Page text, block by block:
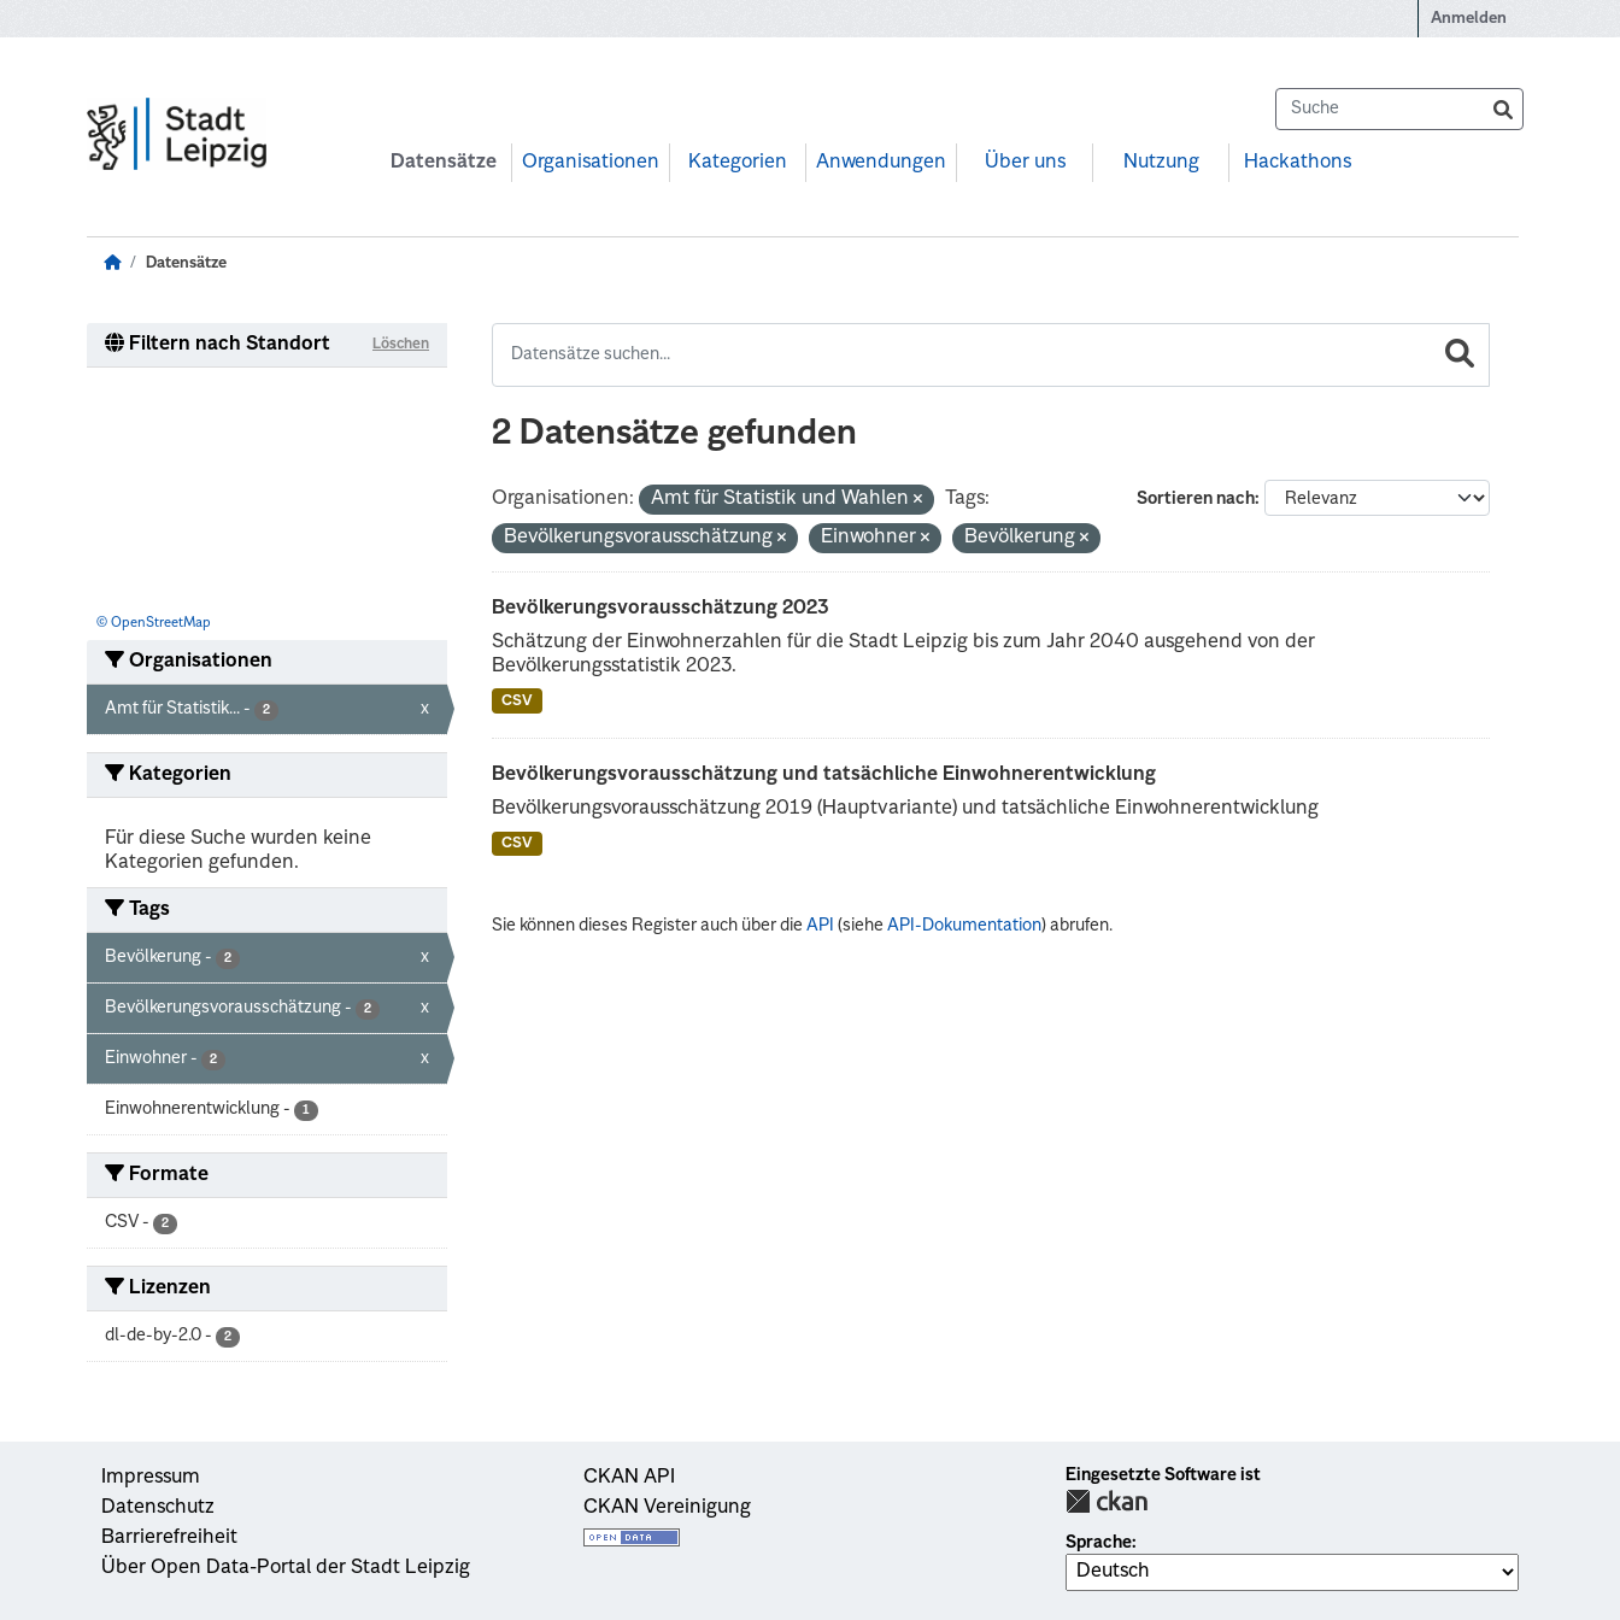
Anmelden
Datensätze Organisationen Kategorien Anwendungen Über uns Nutzung Hackathons
Datensätze
Filtern nach Standort Löschen
© OpenStreetMap
Organisationen
Amt für Statistik... - 2 x
Kategorien
Für diese Suche wurden keine
Kategorien gefunden.
Tags
Bevölkerung - 2 x
Bevölkerungsvorausschätzung - 2 x
Einwohner - 2 x
Einwohnerentwicklung - 1
Formate
CSV - 2
Lizenzen
dl-de-by-2.0 - 2
2 Datensätze gefunden
Sortieren nach
Organisationen: Amt für Statistik und Wahlen
Tags:
Bevölkerungsvorausschätzung
Einwohner Bevölkerung
Bevölkerungsvorausschätzung 2023
Schätzung der Einwohnerzahlen für die Stadt Leipzig bis zum Jahr 2040 ausgehend von der
Bevölkerungsstatistik 2023.
CSV
Bevölkerungsvorausschätzung und tatsächliche Einwohnerentwicklung
Bevölkerungsvorausschätzung 2019 (Hauptvariante) und tatsächliche Einwohnerentwicklung
CSV
Sie können dieses Register auch über dieAPI (sieheAPI-Dokumentation) abrufen.
Impressum
Datenschutz
Barrierefreiheit
Über Open Data-Portal der Stadt Leipzig
CKAN API
CKAN Vereinigung
Eingesetzte Software ist
Sprache